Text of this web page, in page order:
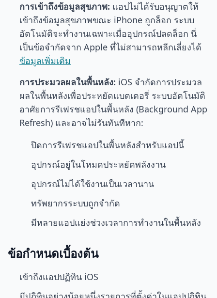
การเข้าถึงข้อมูลสุขภาพ: แอปไม่ได้รับอนุญาตให้
เข้าถึงข้อมูลสุขภาพขณะ iPhone ถูกล็อก ระบบ
อัตโนมัติจะทำงานเฉพาะเมื่ออุปกรณ์ปลดล็อก นี่
เป็นข้อจำกัดจาก Apple ที่ไม่สามารถหลีกเลี่ยงได้
ข้อมูลเพิ่มเติม
การประมวลผลในพื้นหลัง: iOS จำกัดการประมวล
ผลในพื้นหลังเพื่อประหยัดแบตเตอรี่ ระบบอัตโนมัติ
อาศัยการรีเฟรชแอปในพื้นหลัง (Background App
Refresh) และอาจไม่รันทันทีหาก:
ปิดการรีเฟรชแอปในพื้นหลังสำหรับแอปนี้
อุปกรณ์อยู่ในโหมดประหยัดพลังงาน
อุปกรณ์ไม่ได้ใช้งานเป็นเวลานาน
ทรัพยากรระบบถูกจำกัด
มีหลายแอปแย่งช่วงเวลาการทำงานในพื้นหลัง
ข้อกำหนดเบื้องต้น
เข้าถึงแอปปฏิทิน iOS